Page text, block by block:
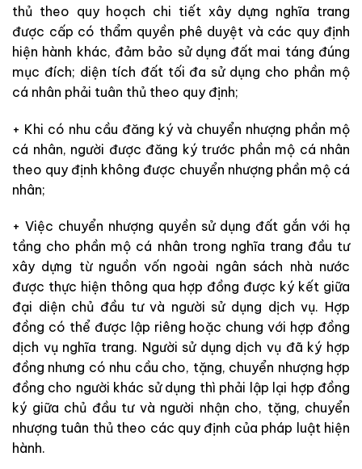
thủ theo quy hoạch chi tiết xây dựng nghĩa trang
được cấp có thẩm quyền phê duyệt và các quy định
hiện hành khác, đảm bảo sử dụng đất mai táng đúng
mục đích; diện tích đất tối đa sử dụng cho phần mộ
cá nhân phải tuân thủ theo quy định;
+ Khi có nhu cầu đăng ký và chuyển nhượng phần mộ
cá nhân, người được đăng ký trước phần mộ cá nhân
theo quy định không được chuyển nhượng phần mộ cá
nhân;
+ Việc chuyển nhượng quyền sử dụng đất gắn với hạ
tầng cho phần mộ cá nhân trong nghĩa trang đầu tư
xây dựng từ nguồn vốn ngoài ngân sách nhà nước
được thực hiện thông qua hợp đồng được ký kết giữa
đại diện chủ đầu tư và người sử dụng dịch vụ. Hợp
đồng có thể được lập riêng hoặc chung với hợp đồng
dịch vụ nghĩa trang. Người sử dụng dịch vụ đã ký hợp
đồng nhưng có nhu cầu cho, tặng, chuyển nhượng hợp
đồng cho người khác sử dụng thì phải lập lại hợp đồng
ký giữa chủ đầu tư và người nhận cho, tặng, chuyển
nhượng tuân thủ theo các quy định của pháp luật hiện
hành.